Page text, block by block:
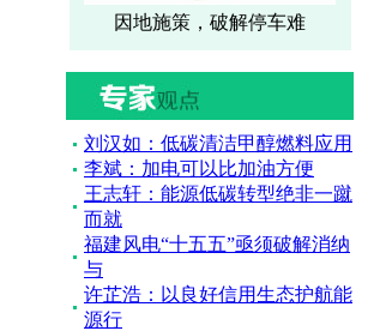
因地施策，破解停车难
刘汉如：低碳清洁甲醇燃料应用
李斌：加电可以比加油方便
王志轩：能源低碳转型绝非一蹴
而就
福建风电“十五五”亟须破解消纳
与
许芷浩：以良好信用生态护航能
源行